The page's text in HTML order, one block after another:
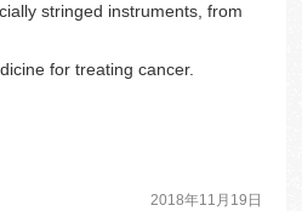
stringed instruments, from
for treating cancer.
2018年11月19日